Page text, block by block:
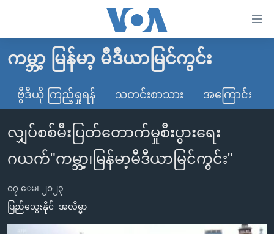
လွယ်ကူ
သည့်
များ
ပင်မ
သို့
ကျော်
မူလစာမျက်နှာ
မြန်မာ
ကမ္ဘာ့သတင်းများ
နိုင်ငံတကာ
အမေရိကန်
အစ္စရေး-ပါလက်စတိုင်း
ဗွီဒီယို
သတင်းလွတ်လပ်ခွင့်
ရပ်ဝန်းတခု လမ်းတခု အလွန်
အင်္ဂလိပ်စာလေ့လာမယ်
ကမ္ဘာ့ မြန်မာ့ မီဒီယာမြင်ကွင်း
ဗွီဒီယို ကြည့်ရှုရန် သတင်းစာသား အကြောင်း
လျှပ်စစ်မီးပြတ်တောက်မှုစီးပွားရေး
ဂယက်"ကမ္ဘာ့၊မြန်မာ့မီဒီယာမြင်ကွင်း"
၀၇ ေမ၊ ၂၀၂၃
ပြည်သွေးနိုင် အလိမ္မာ